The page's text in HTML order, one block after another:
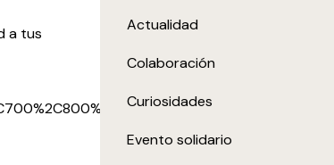
a tus
Actualidad
Colaboración
Curiosidades
Evento solidario